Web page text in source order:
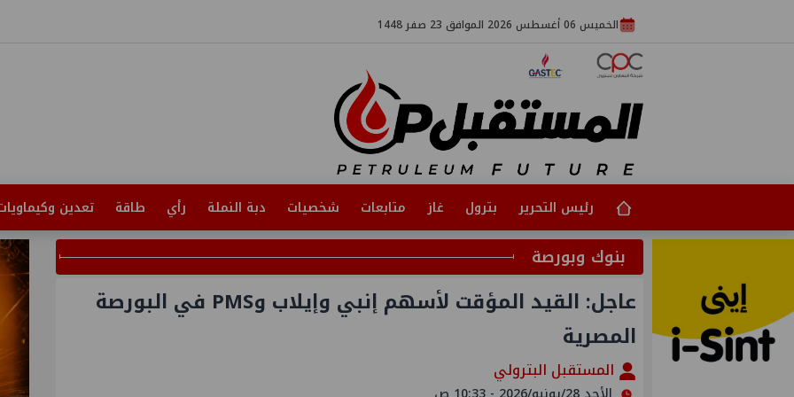
الخميس 06 أغسطس 2026 الموافق 23 صفر 1448
رئيس التحرير بترول غاز متابعات شخصيات دبة النملة رأي طاقة تعدين
بنوك وبورصة
عاجل: القيد المؤقت لأسهم إنبي وإيلاب وPMS في البورصة
المصرية
المستقبل البترولي